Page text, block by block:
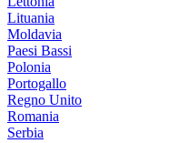
Lituania
Moldavia
Paesi Bassi
Polonia
Portogallo
Regno Unito
Romania
Serbia